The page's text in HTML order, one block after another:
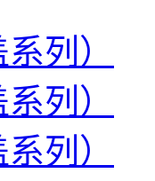
列）
列）
列）